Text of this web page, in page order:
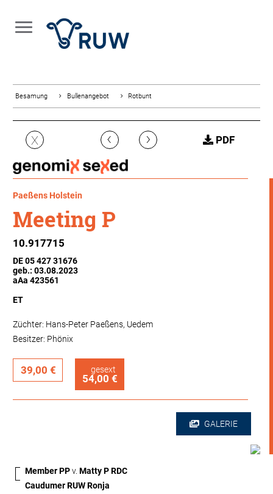
Besamung Bullenangebot Rotbunt
X ‹ › PDF
Paeßens Holstein
Meeting P
10.917715
DE 05 427 31676
geb.: 03.08.2023
aAa 423561
ET
Züchter: Hans-Peter Paeßens, Uedem
Besitzer: Phönix
39,00 € gesext
54,00 €
GALERIE
Member PPv. Matty P RDC
Caudumer RUW Ronja